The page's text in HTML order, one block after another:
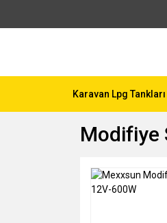
Karavan Lpg Tankları
Modifiye